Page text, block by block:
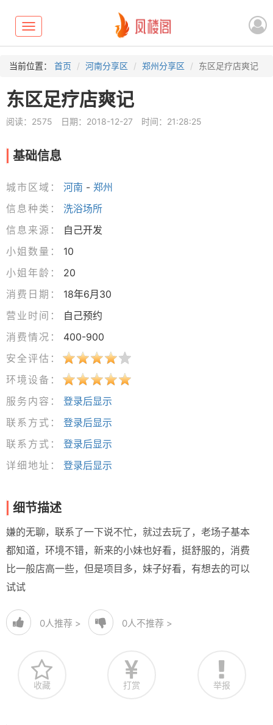
Toggle
navigation
当前位置： 首页 河南分享区 郑州分享区 东区足疗店爽记
东区足疗店爽记
阅读：2575 日期：2018-12-27 时间：21:28:25
基础信息
城市区域： 河南 - 郑州
信息种类：
洗浴场所
信息来源：
自己开发
小姐数量：
10
小姐年龄：
20
消费日期：
18年6月30
营业时间：
自己预约
消费情况：
400-900
安全评估：
环境设备：
服务内容：
登录后显示
联系方式：
登录后显示
联系方式：
登录后显示
详细地址：
登录后显示
细节描述
嫌的无聊，联系了一下说不忙，就过去玩了，老场子基本
都知道，环境不错，新来的小妹也好看，挺舒服的，消费
比一般店高一些，但是项目多，妹子好看，有想去的可以
试试
0人推荐 > 0人不推荐 >
收藏 打赏 举报